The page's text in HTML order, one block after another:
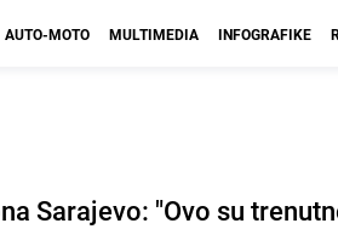
AUTO-MOTO MULTIMEDIA INFOGRAFIKE
Sarajevo: "Ovo su